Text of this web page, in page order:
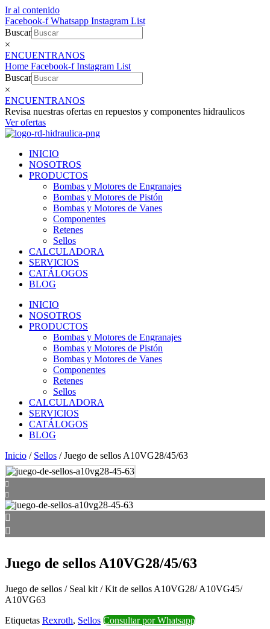
Ir al contenido
Facebook-f Whatsapp Instagram List
Buscar
×
ENCUENTRANOS
Home Facebook-f Instagram List
Buscar
×
ENCUENTRANOS
Revisa nuestras ofertas en repuestos y componentes hidraulicos
Ver ofertas
INICIO
NOSOTROS
PRODUCTOS
Bombas y Motores de Engranajes
Bombas y Motores de Pistón
Bombas y Motores de Vanes
Componentes
Retenes
Sellos
CALCULADORA
SERVICIOS
CATÁLOGOS
BLOG
INICIO
NOSOTROS
PRODUCTOS
Bombas y Motores de Engranajes
Bombas y Motores de Pistón
Bombas y Motores de Vanes
Componentes
Retenes
Sellos
CALCULADORA
SERVICIOS
CATÁLOGOS
BLOG
Inicio / Sellos / Juego de sellos A10VG28/45/63
Juego de sellos A10VG28/45/63
Juego de sellos / Seal kit / Kit de sellos A10VG28/ A10VG45/
A10VG63
Etiquetas Rexroth, Sellos Consultar por Whatsapp